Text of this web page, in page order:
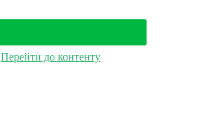
Перейти до контенту